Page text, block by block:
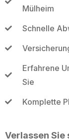
Mülheim
Schnelle
Erfahrene
Sie
Komplette
Verlassen Sie